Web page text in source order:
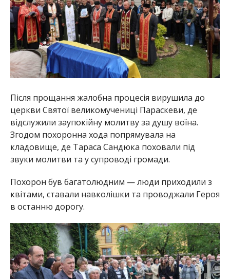
Після прощання жалобна процесія вирушила до
церкви Святої великомучениці Параскеви, де
відслужили заупокійну молитву за душу воїна.
Згодом похоронна хода попрямувала на
кладовище, де Тараса Сандюка поховали під
звуки молитви та у супроводі громади.
Похорон був багатолюдним — люди приходили з
квітами, ставали навколішки та проводжали Героя
в останню дорогу.